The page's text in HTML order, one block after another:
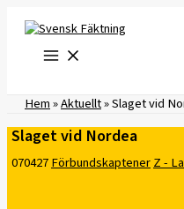
innehåll
Hem»Aktuellt»Slaget vid
Slaget vid Nordea
070427FörbundskaptenerZ -